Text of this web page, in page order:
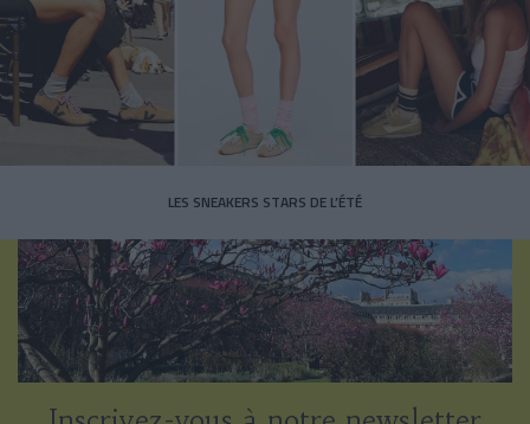
LES SNEAKERS STARS DE L’ÉTÉ